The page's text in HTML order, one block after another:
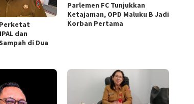
Perketat
dan
di Dua
Parlemen FC Tunjukkan
Ketajaman, OPD Maluku B Jadi
Korban Pertama